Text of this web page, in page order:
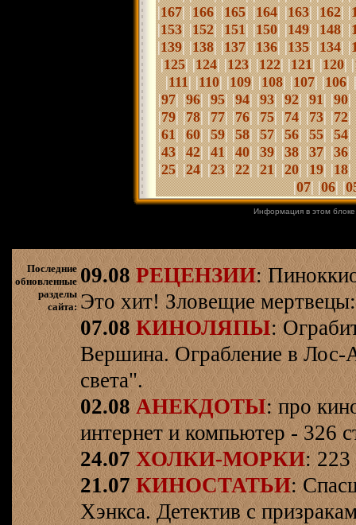
|167| |166| |165| |164| |163| |162| |
|153| |152| |151| |150| |149| |148| |
|139| |138| |137| |136| |135| |134| |
|125| |124| |123| |122| |121| |120| |
|111| |110| |109| |108| |107| |106|
|97| |96| |95| |94| |93| |92| |91| |90|
|79| |78| |77| |76| |75| |74| |73| |72|
|61| |60| |59| |58||57| |56| |55| |54|
|43| |42| |41| |40| |39| |38| |37| |36|
|25| |24| |23| |22| |21| |20| |19| |18|
|07| |06| |
Информация в этом
Последние
обновленные
разделы
сайта:
09.08 РЕЦЕНЗИИ:
Это хит! Зловещие
07.08 КИНОЛЯПЫ:
Вершина. Ограбление в Лос-
света".
02.08 АНЕКДОТЫ: про
интернет и компьютер - 326
24.07 ХОЛКИ-МОРКИ: 223
21.07 КИНОСТАТЬИ:
Хэнкса. Детектив с